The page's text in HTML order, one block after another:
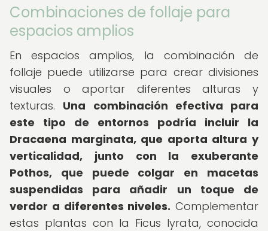
Combinaciones de follaje para
espacios amplios
En espacios amplios, la combinación de
follaje puede utilizarse para crear divisiones
visuales o aportar diferentes alturas y
texturas. Una combinación efectiva para
este tipo de entornos podría incluir la
Dracaena marginata, que aporta altura y
verticalidad, junto con la exuberante
Pothos, que puede colgar en macetas
suspendidas para añadir un toque de
verdor a diferentes niveles. Complementar
estas plantas con la Ficus lyrata, conocida